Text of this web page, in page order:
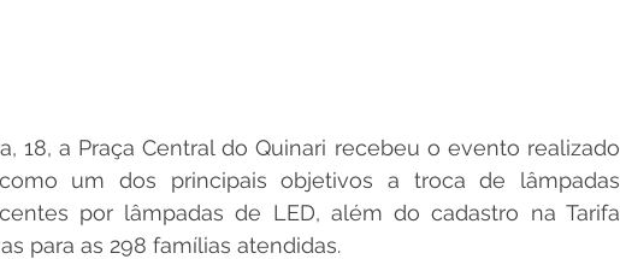
18, a Praça Central do Quinari recebeu o evento realizado
um dos principais objetivos a troca de lâmpadas
por lâmpadas de LED, além do cadastro na Tarifa
para as 298 famílias atendidas.